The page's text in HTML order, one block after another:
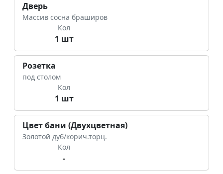
Дверь
Массив сосна браширов
Кол
1 шт
Розетка
под столом
Кол
1 шт
Цвет бани (Двухцветная)
Золотой дуб/корич.торц.
Кол
-